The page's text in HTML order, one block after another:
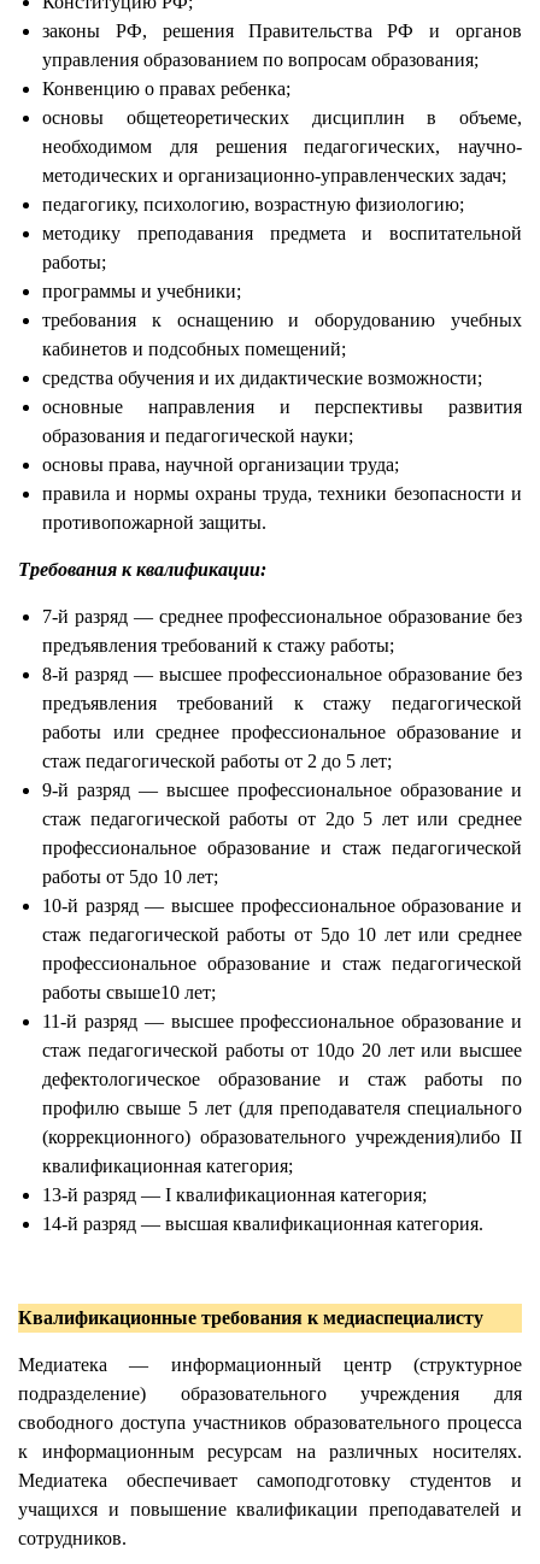
законы РФ, решения Правительства РФ и органов
управления образованием по вопросам образования;
Конвенцию о правах ребенка;
основы общетеоретических дисциплин в объеме,
необходимом для решения педагогических, научно-
методических и организационно-управленческих задач;
педагогику, психологию, возрастную физиологию;
методику преподавания предмета и воспитательной
работы;
программы и учебники;
требования к оснащению и оборудованию учебных
кабинетов и подсобных помещений;
средства обучения и их дидактические возможности;
основные направления и перспективы развития
образования и педагогической науки;
основы права, научной организации труда;
правила и нормы охраны труда, техники безопасности и
противопожарной защиты.
Требования к квалификации:
7-й разряд — среднее профессиональное образование без
предъявления требований к стажу работы;
8-й разряд — высшее профессиональное образование без
предъявления требований к стажу педагогической
работы или среднее профессиональное образование и
стаж педагогической работы от 2 до 5 лет;
9-й разряд — высшее профессиональное образование и
стаж педагогической работы от 2до 5 лет или среднее
профессиональное образование и стаж педагогической
работы от 5до 10 лет;
10-й разряд — высшее профессиональное образование и
стаж педагогической работы от 5до 10 лет или среднее
профессиональное образование и стаж педагогической
работы свыше10 лет;
11-й разряд — высшее профессиональное образование и
стаж педагогической работы от 10до 20 лет или высшее
дефектологическое образование и стаж работы по
профилю свыше 5 лет (для преподавателя специального
(коррекционного) образовательного учреждения)либо II
квалификационная категория;
13-й разряд — I квалификационная категория;
14-й разряд — высшая квалификационная категория.
Квалификационные требования к медиаспециалисту
Медиатека — информационный центр (структурное
подразделение) образовательного учреждения для
свободного доступа участников образовательного процесса
к информационным ресурсам на различных носителях.
Медиатека обеспечивает самоподготовку студентов и
учащихся и повышение квалификации преподавателей и
сотрудников.